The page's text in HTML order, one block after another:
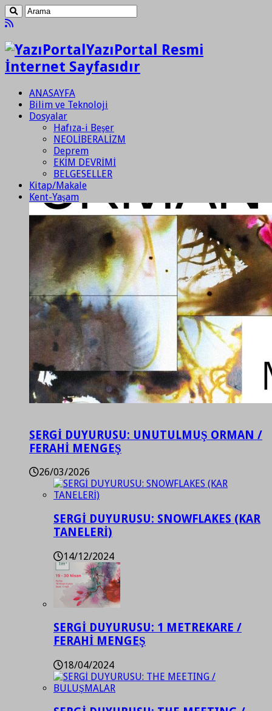
YazıPortal Resmi
İnternet Sayfasıdır
ANASAYFA
Bilim ve Teknoloji
Dosyalar
Hafıza-i Beşer
NEOLİBERALİZM
Deprem
EKİM DEVRİMİ
BELGESELLER
Kitap/Makale
Kent-Yaşam
SERGİ DUYURUSU: UNUTULMUŞ ORMAN /
FERAHİ MENGEŞ
26/03/2026
SERGİ DUYURUSU: SNOWFLAKES (KAR
TANELERİ)
14/12/2024
SERGİ DUYURUSU: 1 METREKARE /
FERAHİ MENGEŞ
18/04/2024